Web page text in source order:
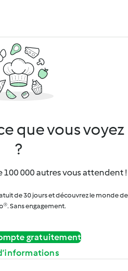
que vous voyez
?
000 autres vous attendent !
de 30 jours et découvrez le monde de
Sans engagement.
gratuitement